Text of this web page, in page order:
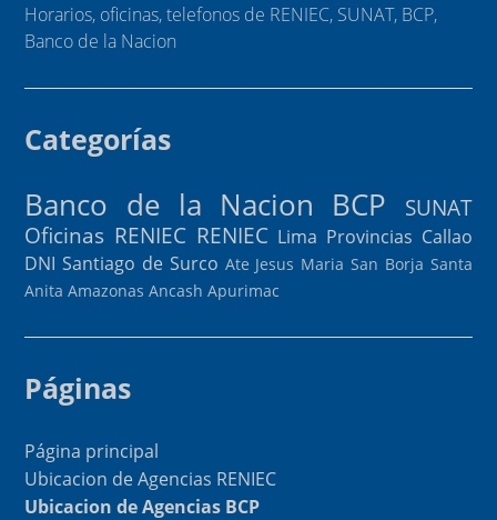
Horarios, oficinas, telefonos de RENIEC, SUNAT, BCP,
Banco de la Nacion
Categorías
Banco de la Nacion BCP
SUNAT
Oficinas RENIEC RENIEC Lima Provincias Callao
DNI Santiago de Surco Ate Jesus Maria San Borja Santa
Anita Amazonas Ancash Apurimac
Páginas
Página principal
Ubicacion de Agencias RENIEC
Ubicacion de Agencias BCP